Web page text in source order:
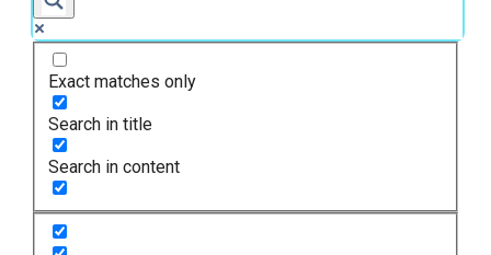
Exact matches only
Search in title
Search in content